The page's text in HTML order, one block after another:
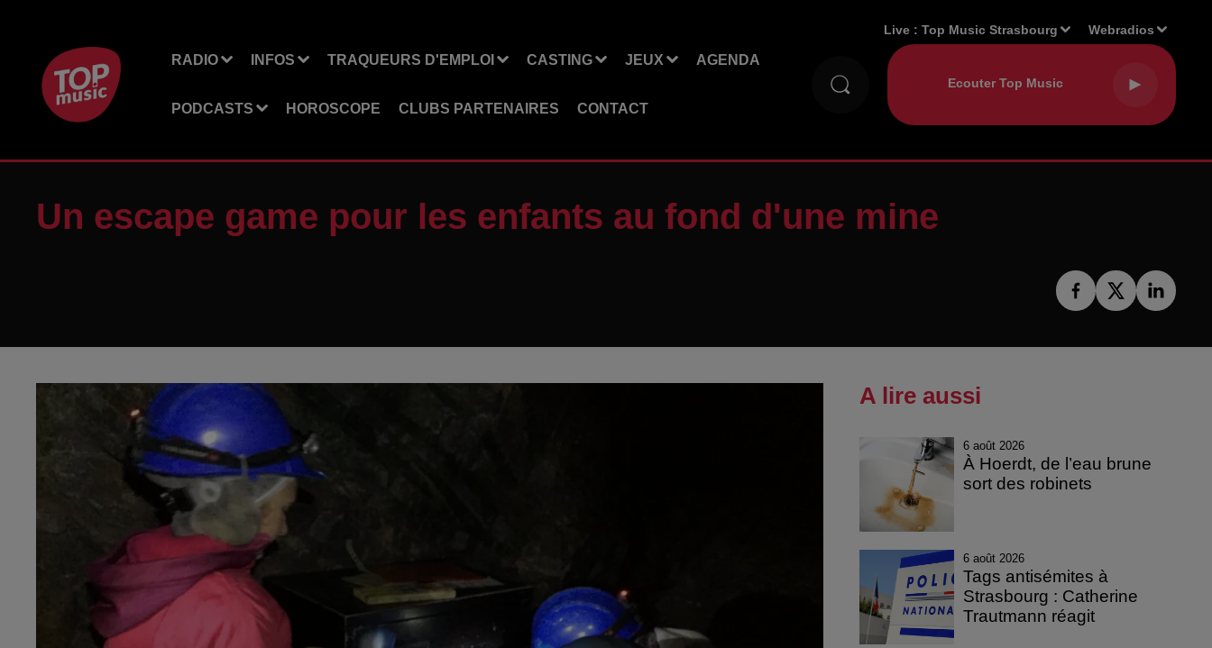
RADIO INFOS TRAQUEURS D'EMPLOI CASTING JEUX AGENDA
PODCASTS HOROSCOPE CLUBS PARTENAIRES CONTACT
Live :Top Music Strasbourg Webradios
Un escape game pour les enfants au fond d'une mine
A lire aussi
6 août 2026
À Hoerdt, de l’eau brune
sort des robinets
6 août 2026
Tags antisémites à
Strasbourg : Catherine
Trautmann réagit